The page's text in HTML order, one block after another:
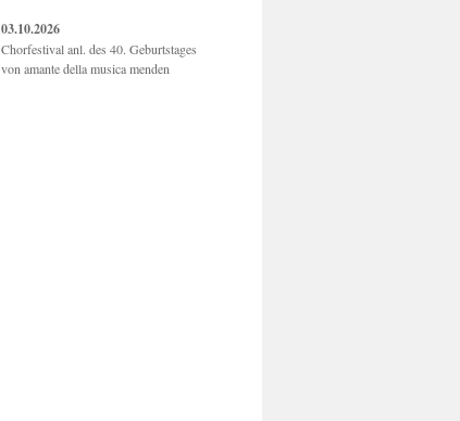
03.10.2026
Chorfestival anl. des 40. Geburtstages
von amante della musica menden